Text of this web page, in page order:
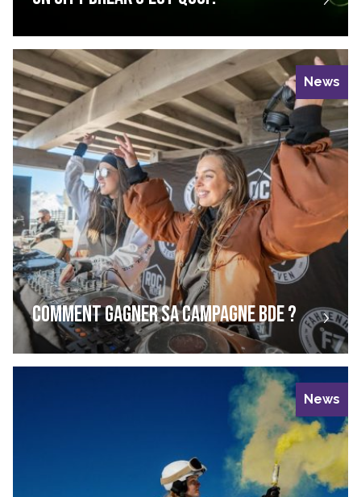
COMMENT GAGNER SA CAMPAGNE BDE ?
News
News